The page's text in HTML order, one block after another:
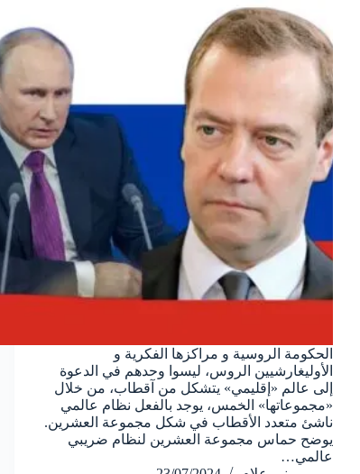
الحكومة الروسية و مراكزها الفكرية و
الأوليغارشيين الروس، ليسوا وحدهم في الدعوة
إلى عالم «إقليمي» يتشكل من آقطاب، من خلال
«مجموعاتها» الخمس، يوجد بالفعل نظام عالمي
ناشئ متعدد الأقطاب في شكل مجموعة العشرين.
يوضح حماس مجموعة العشرين لنظام ضريبي
عالمي…